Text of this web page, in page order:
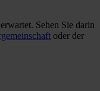
Sehen Sie darin
oder der